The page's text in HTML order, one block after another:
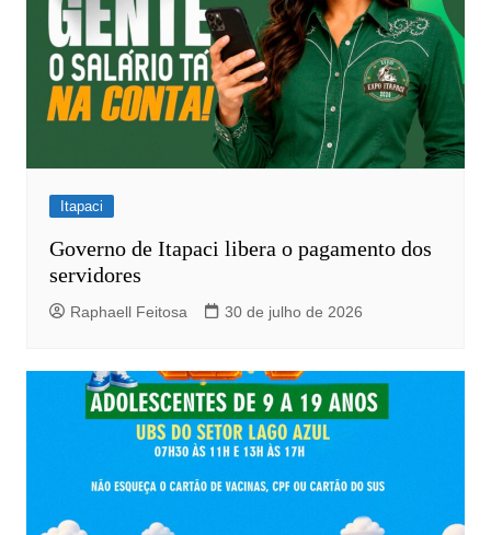
Itapaci
Governo de Itapaci libera o pagamento dos
servidores
Raphaell Feitosa 30 de julho de 2026